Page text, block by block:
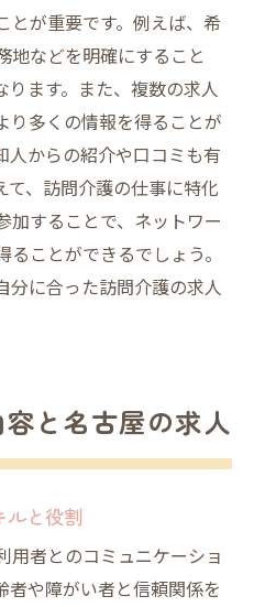
とが重要です。例えば、希
地などを明確にすること
ます。また、複数の求人
り多くの情報を得ることが
人からの紹介や口コミも有
、訪問介護の仕事に特化
加することで、ネットワー
ことができるでしょう。
分に合った訪問介護の求人
と名古屋の求人
ルと役割
用者とのコミュニケーショ
者や障がい者と信頼関係を